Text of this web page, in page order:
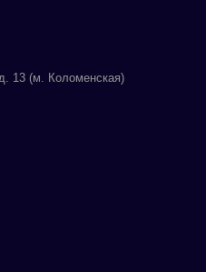
13 (м. Коломенская)